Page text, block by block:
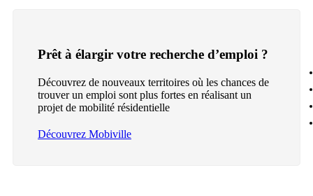
Prêt à élargir votre recherche d’emploi ?
Découvrez de nouveaux territoires où les chances de
trouver un emploi sont plus fortes en réalisant un
projet de mobilité résidentielle
Découvrez Mobiville